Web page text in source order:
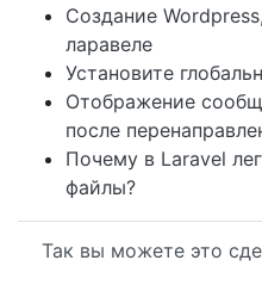
Создание
ларавеле
Установите
Отображение
после
Почему в Laravel
файлы?
Так вы можете это